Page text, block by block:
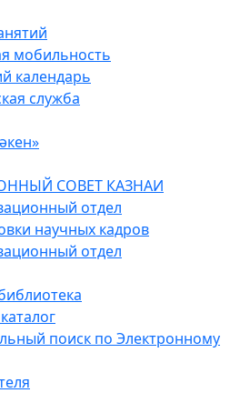
мобильность
календарь
служба
СОВЕТ КАЗНАИ
отдел
научных кадров
отдел
поиск по Электронному